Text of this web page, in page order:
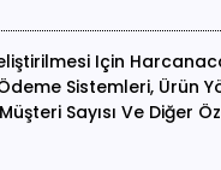
Için
Sistemleri, Ürün
Sayısı Ve Diğer